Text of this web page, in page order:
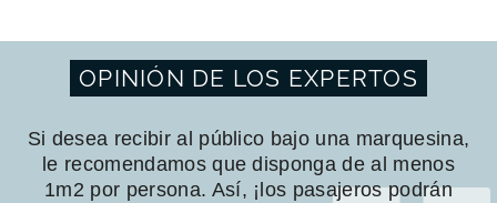
OPINIÓN DE LOS EXPERTOS
Si desea recibir al público bajo una marquesina,
le recomendamos que disponga de al menos
1m2 por persona. Así, ¡los pasajeros podrán